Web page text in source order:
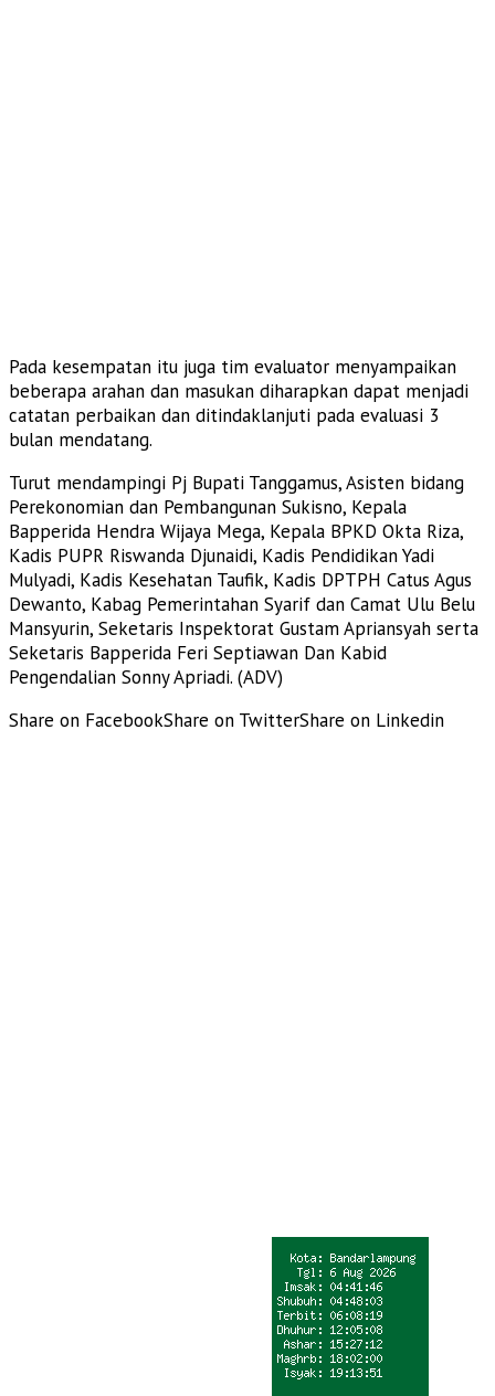
Pada kesempatan itu juga tim evaluator menyampaikan
beberapa arahan dan masukan diharapkan dapat menjadi
catatan perbaikan dan ditindaklanjuti pada evaluasi 3
bulan mendatang.
Turut mendampingi Pj Bupati Tanggamus, Asisten bidang
Perekonomian dan Pembangunan Sukisno, Kepala
Bapperida Hendra Wijaya Mega, Kepala BPKD Okta Riza,
Kadis PUPR Riswanda Djunaidi, Kadis Pendidikan Yadi
Mulyadi, Kadis Kesehatan Taufik, Kadis DPTPH Catus Agus
Dewanto, Kabag Pemerintahan Syarif dan Camat Ulu Belu
Mansyurin, Seketaris Inspektorat Gustam Apriansyah serta
Seketaris Bapperida Feri Septiawan Dan Kabid
Pengendalian Sonny Apriadi. (ADV)
Share on FacebookShare on TwitterShare on Linkedin